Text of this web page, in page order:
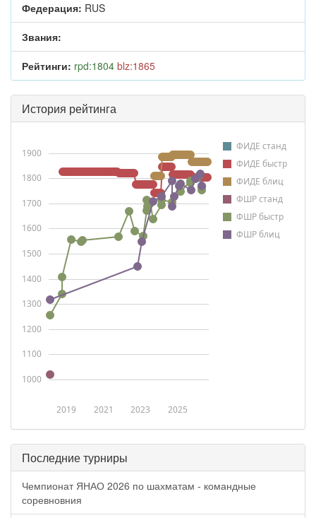
Федерация: RUS
Звания:
Рейтинги: rpd:1804 blz:1865
История рейтинга
ФИДЕ станд
ФИДЕ быстр
ФИДЕ блиц
ФШР станд
ФШР быстр
ФШР блиц
2019 2021 2023 2025
1000
1100
1200
1300
1400
1500
1600
1700
1800
1900
Последние турниры
Чемпионат ЯНАО 2026 по шахматам - командные
соревновния